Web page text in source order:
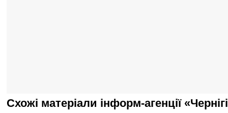
Схожі матеріали інформ-агенції